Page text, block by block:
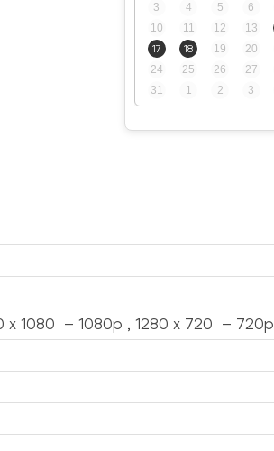
3
4 5 6
10
11 12 13
17
18 19 20
24
25 26 27
31
1 2 3
x 1080 – 1080p , 1280 x 720 – 720p